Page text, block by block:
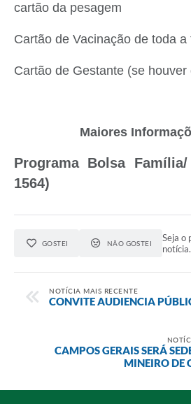
cartão da pesagem
Cartão de Vacinação de toda a
Cartão de Gestante (se houver
Maiores
Programa Bolsa Família/
1564)
GOSTEI NÃO GOSTEI
Seja o
notícia.
NOTÍCIA MAIS RECENTE
CONVITE AUDIENCIA
CAMPOS GERAIS SERÁ
MINEIRO DE